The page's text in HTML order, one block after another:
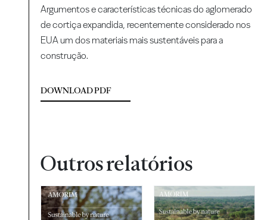
Argumentos e características técnicas do aglomerado
de cortiça expandida, recentemente considerado nos
EUA um dos materiais mais sustentáveis para a
construção.
DOWNLOAD PDF
Outros relatórios